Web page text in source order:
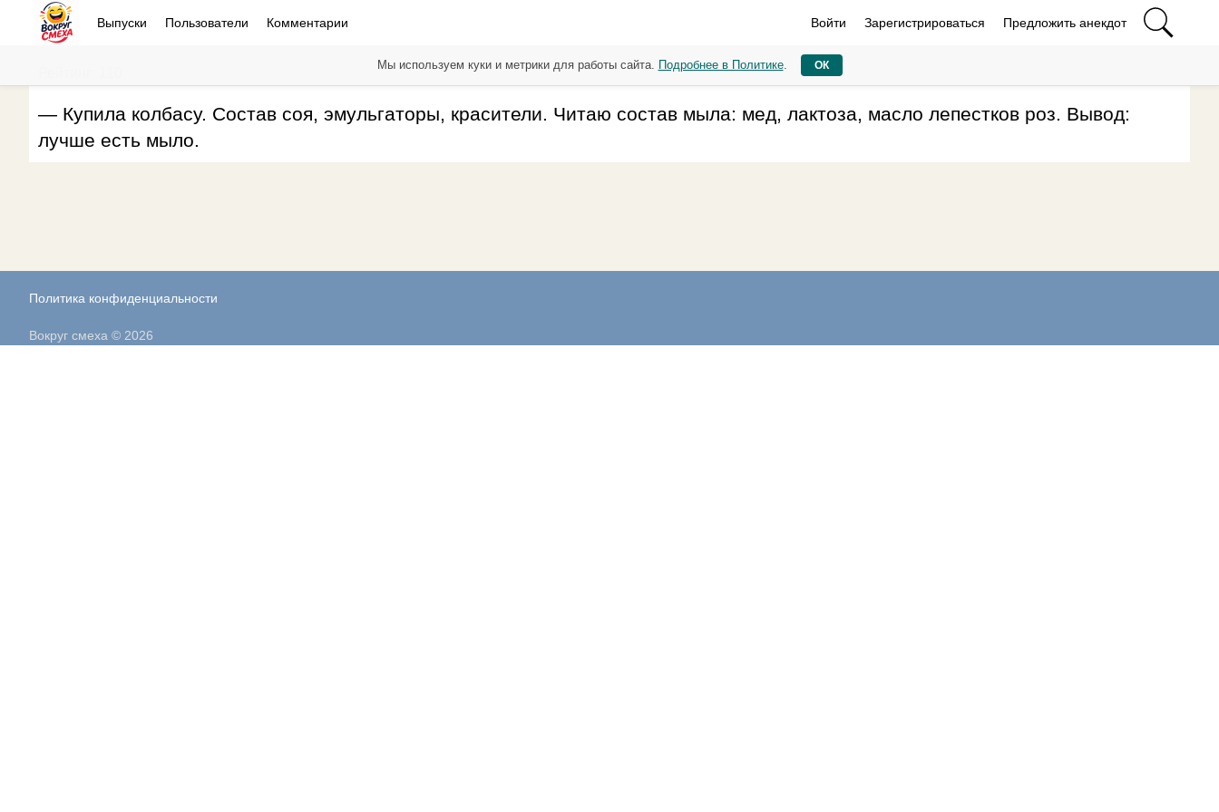
Выпуски Пользователи Комментарии Войти Зарегистрироваться Предложить анекдот
— Купила колбасу. Состав соя, эмульгаторы, красители. Читаю состав мыла: мед, лактоза, масло лепестков роз. Вывод:
лучше есть мыло.
Политика конфиденциальности
Мы используем куки и метрики для работы сайта. Подробнее в Политике. ОК
Вокруг смеха © 2026